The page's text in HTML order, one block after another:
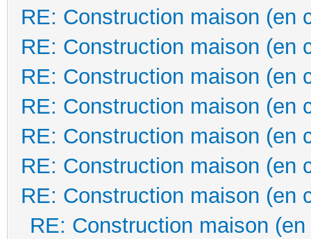
RE: Construction maison (en
RE: Construction maison (en
RE: Construction maison (en
RE: Construction maison (en
RE: Construction maison (en
RE: Construction maison (en
RE: Construction maison (en
RE: Construction maison